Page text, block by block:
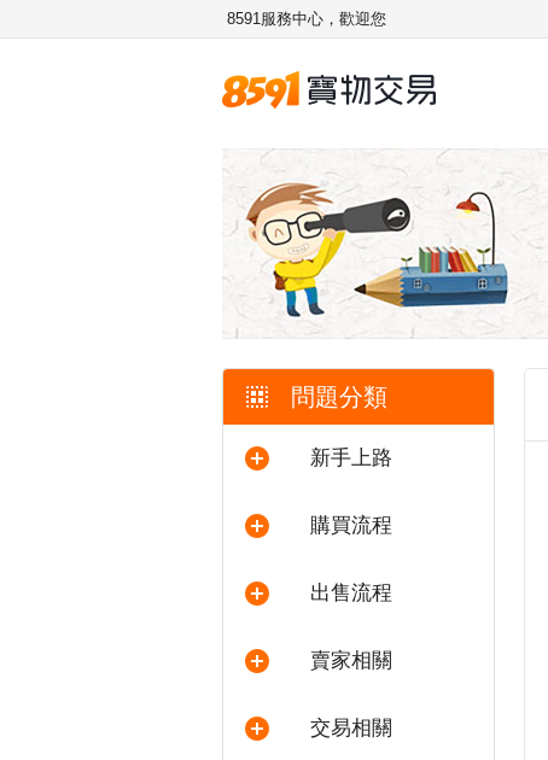
8591服務中心，歡迎您
問題分類
新手上路
購買流程
出售流程
賣家相關
交易相關